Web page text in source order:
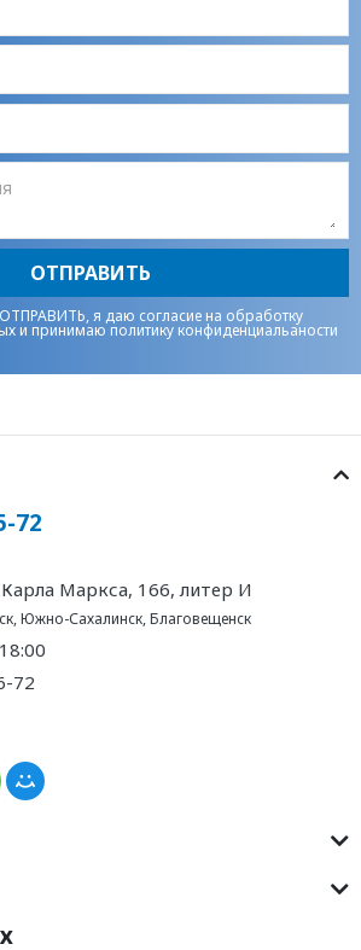
ОТПРАВИТЬ
я даю согласие на обработку
и принимаюполитику конфиденциальаности
72
Маркса, 166, литер И
,Южно-Сахалинск,Благовещенск
72